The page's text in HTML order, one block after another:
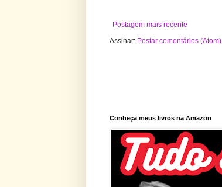
Postagem mais recente
Assinar: Postar comentários (Atom)
Conheça meus livros na Amazon